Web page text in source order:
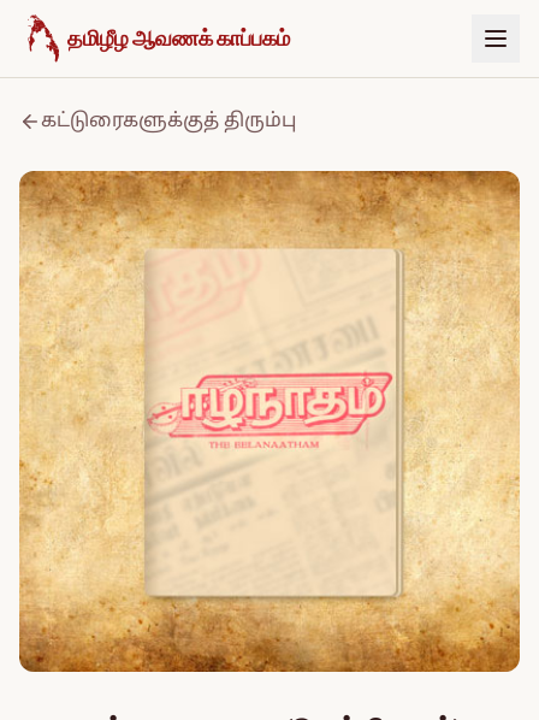
உள்ளடக்கத்திற்குச் செல்க
தமிழீழ ஆவணக் காப்பகம்
கட்டுரைகளுக்குத் திரும்பு